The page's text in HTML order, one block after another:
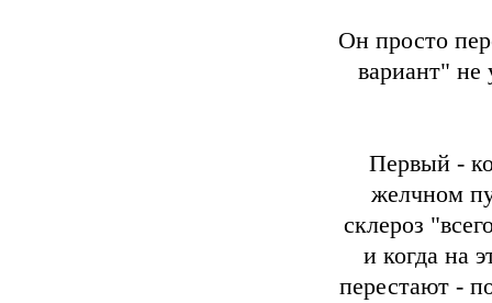
Он просто
вариант" не
Первый -
желчном
склероз
и когда на
перестают -